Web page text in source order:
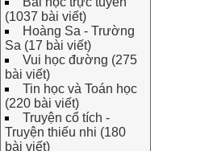
(1037 bài viết)
Hoàng Sa - Trường
Sa (17 bài viết)
Vui học đường (275
bài viết)
Tin học và Toán học
(220 bài viết)
Truyện cổ tích -
Truyện thiếu nhi (180
bài viết)